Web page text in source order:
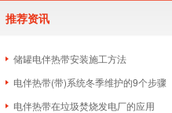
推荐资讯
储罐电伴热带安装施工方法
电伴热带(带)系统冬季维护的9个步骤
电伴热带在垃圾焚烧发电厂的应用